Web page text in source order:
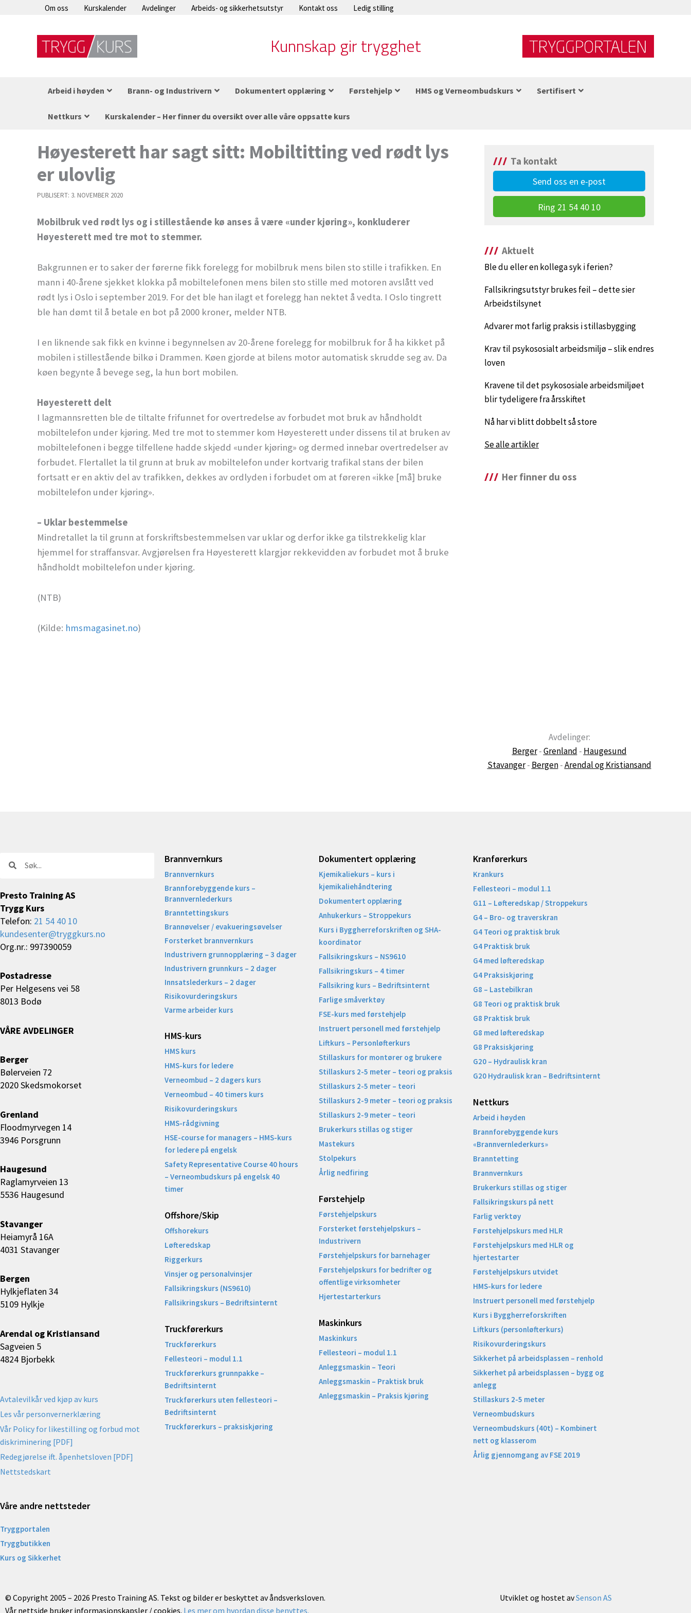
Om oss Kurskalender Avdelinger Arbeids- og sikkerhetsutstyr Kontakt oss Ledig stilling
Kunnskap gir trygghet
Arbeid i høyden Brann- og Industrivern Dokumentert opplæring Førstehjelp HMS og Verneombudskurs Sertifisert
Nettkurs Kurskalender – Her finner du oversikt over alle våre oppsatte kurs
Høyesterett har sagt sitt: Mobiltitting ved rødt lys
er ulovlig
PUBLISERT: 3. NOVEMBER 2020
Mobilbruk ved rødt lys og i stillestående kø anses å være «under kjøring», konkluderer
Høyesterett med tre mot to stemmer.
Bakgrunnen er to saker der førerne fikk forelegg for mobilbruk mens bilen sto stille i trafikken. En
mann i 40-årene sjekket klokka på mobiltelefonen mens bilen sto stille med motoren avslått ved
rødt lys i Oslo i september 2019. For det ble han ilagt et forelegg han nektet å vedta. I Oslo tingrett
ble han dømt til å betale en bot på 2000 kroner, melder NTB.
I en liknende sak fikk en kvinne i begynnelsen av 20-årene forelegg for mobilbruk for å ha kikket på
mobilen i stillestående bilkø i Drammen. Køen gjorde at bilens motor automatisk skrudde seg av. Da
køen begynte å bevege seg, la hun bort mobilen.
Høyesterett delt
I lagmannsretten ble de tiltalte frifunnet for overtredelse av forbudet mot bruk av håndholdt
mobiltelefon under kjøring. Med tre mot to stemmer kom Høyesterett under dissens til at bruken av
mobiltelefonen i begge tilfellene hadde skjedd «under kjøring» og dermed innebar overtredelser av
forbudet. Flertallet la til grunn at bruk av mobiltelefon under kortvarig trafikal stans der bilen
fortsatt er en aktiv del av trafikken, dekkes av ordlyden i forbudet om at føreren «ikke [må] bruke
mobiltelefon under kjøring».
– Uklar bestemmelse
Mindretallet la til grunn at forskriftsbestemmelsen var uklar og derfor ikke ga tilstrekkelig klar
hjemmel for straffansvar. Avgjørelsen fra Høyesterett klargjør rekkevidden av forbudet mot å bruke
håndholdt mobiltelefon under kjøring.
(NTB)
(Kilde: hmsmagasinet.no)
Ta kontakt
Send oss en e-post
Ring 21 54 40 10
Aktuelt
Ble du eller en kollega syk i ferien?
Fallsikringsutstyr brukes feil – dette sier
Arbeidstilsynet
Advarer mot farlig praksis i stillasbygging
Krav til psykososialt arbeidsmiljø – slik endres
loven
Kravene til det psykososiale arbeidsmiljøet
blir tydeligere fra årsskiftet
Nå har vi blitt dobbelt så store
Se alle artikler
Her finner du oss
Avdelinger:
Berger-Grenland - Haugesund
Stavanger- Bergen-Arendal og Kristiansand
Søk
Presto Training AS
Trygg Kurs
Telefon: 21 54 40 10
kundesenter@tryggkurs.no
Org.nr.: 997390059
Postadresse
Per Helgesens vei 58
8013 Bodø
VÅRE AVDELINGER
Berger
Bølerveien 72
2020 Skedsmokorset
Grenland
Floodmyrvegen 14
3946 Porsgrunn
Haugesund
Raglamyrveien 13
5536 Haugesund
Stavanger
Heiamyrå 16A
4031 Stavanger
Bergen
Hylkjeflaten 34
5109 Hylkje
Arendal og Kristiansand
Sagveien 5
4824 Bjorbekk
Avtalevilkår ved kjøp av kurs
Les vår personvernerklæring
Vår Policy for likestilling og forbud mot
diskriminering [PDF]
Redegjørelse ift. åpenhetsloven [PDF]
Nettstedskart
Våre andre nettsteder
Tryggportalen
Tryggbutikken
Kurs og Sikkerhet
Brannvernkurs
Brannvernkurs
Brannforebyggende kurs –
Brannvernlederkurs
Branntettingskurs
Brannøvelser / evakueringsøvelser
Forsterket brannvernkurs
Industrivern grunnopplæring – 3 dager
Industrivern grunnkurs – 2 dager
Innsatslederkurs – 2 dager
Risikovurderingskurs
Varme arbeider kurs
HMS-kurs
HMS kurs
HMS-kurs for ledere
Verneombud – 2 dagers kurs
Verneombud – 40 timers kurs
Risikovurderingskurs
HMS-rådgivning
HSE-course for managers – HMS-kurs
for ledere på engelsk
Safety Representative Course 40 hours
– Verneombudskurs på engelsk 40
timer
Offshore/Skip​
Offshorekurs
Løfteredskap
Riggerkurs
Vinsjer og personalvinsjer
Fallsikringskurs (NS9610)
Fallsikringskurs – Bedriftsinternt
Truckførerkurs
Truckførerkurs
Fellesteori – modul 1.1
Truckførerkurs grunnpakke –
Bedriftsinternt
Truckførerkurs uten fellesteori –
Bedriftsinternt
Truckførerkurs – praksiskjøring
Dokumentert opplæring
Kjemikaliekurs – kurs i
kjemikaliehåndtering
Dokumentert opplæring
Anhukerkurs – Stroppekurs
Kurs i Byggherreforskriften og SHA-
koordinator
Fallsikringskurs – NS9610
Fallsikringskurs – 4 timer
Fallsikring kurs – Bedriftsinternt
Farlige småverktøy
FSE-kurs med førstehjelp
Instruert personell med førstehjelp
Liftkurs – Personløfterkurs
Stillaskurs for montører og brukere
Stillaskurs 2-5 meter – teori og praksis
Stillaskurs 2-5 meter – teori
Stillaskurs 2-9 meter – teori og praksis
Stillaskurs 2-9 meter – teori
Brukerkurs stillas og stiger
Mastekurs
Stolpekurs
Årlig nedfiring
Førstehjelp
Førstehjelpskurs
Forsterket førstehjelpskurs –
Industrivern
Førstehjelpskurs for barnehager
Førstehjelpskurs for bedrifter og
offentlige virksomheter
Hjertestarterkurs
Maskinkurs
Maskinkurs
Fellesteori – modul 1.1
Anleggsmaskin – Teori
Anleggsmaskin – Praktisk bruk
Anleggsmaskin – Praksis kjøring
Kranførerkurs
Krankurs
Fellesteori – modul 1.1
G11 – Løfteredskap / Stroppekurs
G4 – Bro- og traverskran
G4 Teori og praktisk bruk
G4 Praktisk bruk
G4 med løfteredskap
G4 Praksiskjøring
G8 – Lastebilkran
G8 Teori og praktisk bruk
G8 Praktisk bruk
G8 med løfteredskap
G8 Praksiskjøring
G20 – Hydraulisk kran
G20 Hydraulisk kran – Bedriftsinternt
Nettkurs
Arbeid i høyden
Brannforebyggende kurs
«Brannvernlederkurs»
Branntetting
Brannvernkurs
Brukerkurs stillas og stiger
Fallsikringskurs på nett
Farlig verktøy
Førstehjelpskurs med HLR
Førstehjelpskurs med HLR og
hjertestarter
Førstehjelpskurs utvidet
HMS-kurs for ledere
Instruert personell med førstehjelp
Kurs i Byggherreforskriften
Liftkurs (personløfterkurs)
Risikovurderingskurs
Sikkerhet på arbeidsplassen – renhold
Sikkerhet på arbeidsplassen – bygg og
anlegg
Stillaskurs 2-5 meter
Verneombudskurs
Verneombudskurs (40t) – Kombinert
nett og klasserom
Årlig gjennomgang av FSE 2019
© Copyright 2005 – 2026 Presto Training AS. Tekst og bilder er beskyttet av åndsverksloven.
Vår nettside bruker informasjonskapsler / cookies. Les mer om hvordan disse benyttes.
Utviklet og hostet avSenson AS